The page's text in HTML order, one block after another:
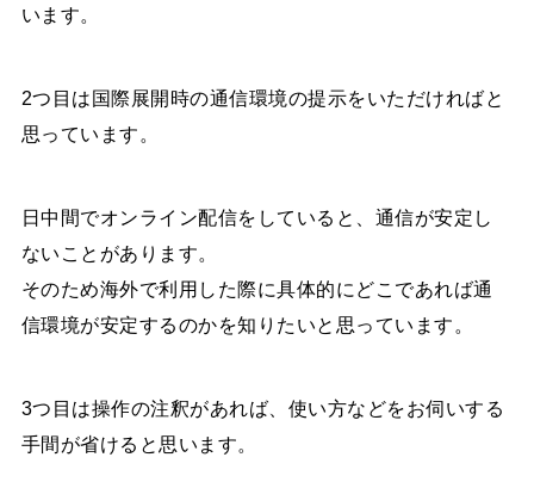
います。
2つ目は国際展開時の通信環境の提示をいただければと
思っています。
日中間でオンライン配信をしていると、通信が安定し
ないことがあります。
そのため海外で利用した際に具体的にどこであれば通
信環境が安定するのかを知りたいと思っています。
3つ目は操作の注釈があれば、使い方などをお伺いする
手間が省けると思います。